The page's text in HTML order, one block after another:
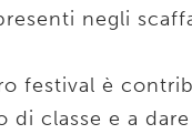
negli
festival è
di classe e a